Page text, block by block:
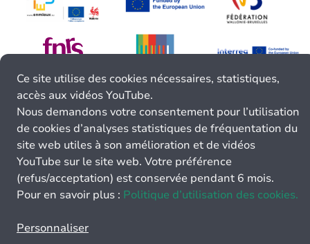
Ce site utilise des cookies nécessaires, statistiques,
accès aux vidéos YouTube.
Nous demandons votre consentement pour l’utilisation
de cookies d’analyses statistiques de fréquentation du
site web utiles à son amélioration et de vidéos
YouTube sur le site web. Votre préférence
(refus/acceptation) est conservée pendant 6 mois.
Pour en savoir plus : Politique d’utilisation des cookies.
Personnaliser